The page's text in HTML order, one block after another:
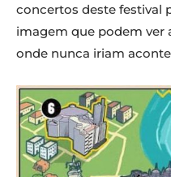
concertos deste festival
imagem que podem ver
onde nunca iriam